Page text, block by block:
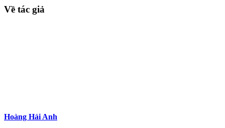
Về tác giả
Hoàng Hải Anh